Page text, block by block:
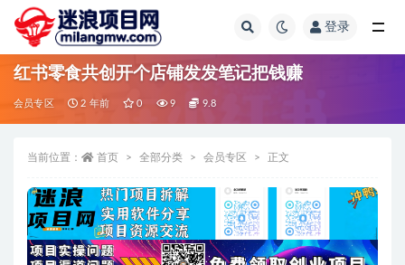
登录
红书零食共创开个店铺发发笔记把钱赚
会员专区 2 年前 0 9 9.8
当前位置： 首页 全部分类 会员专区 正文
全部